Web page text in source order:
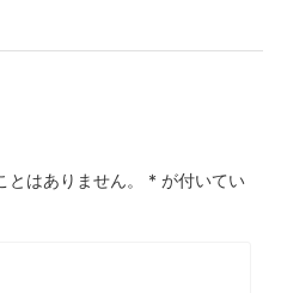
はありません。 * が付いてい